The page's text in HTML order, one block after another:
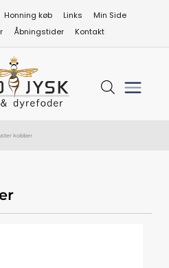
Honning køb Links
Min Side
Åbningstider Kontakt
kobber